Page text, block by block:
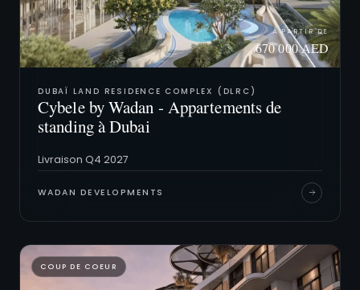
À PARTIR DE
670 000 AED
DUBAÏ LAND RESIDENCE COMPLEX (DLRC)
Cybele by Wadan - Appartements de
standing à Dubai
Livraison Q4 2027
WADAN DEVELOPMENTS
COUP DE COEUR